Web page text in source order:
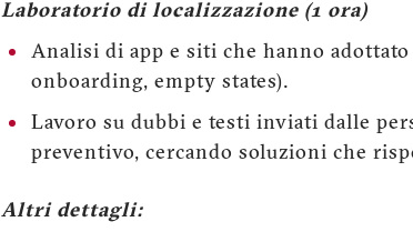
Laboratorio di localizzazione (1 ora)
Analisi di app e siti che hanno
onboarding, empty states).
Lavoro su dubbi e testi inviati dalle
preventivo, cercando soluzioni che
Altri dettagli: